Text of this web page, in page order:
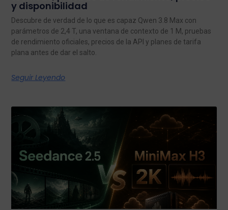
y disponibilidad
Descubre de verdad de lo que es capaz Qwen 3.8 Max con
parámetros de 2,4 T, una ventana de contexto de 1 M, pruebas
de rendimiento oficiales, precios de la API y planes de tarifa
plana antes de dar el salto.
Seguir Leyendo